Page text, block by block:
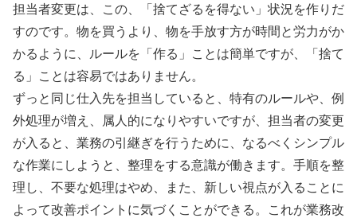
担当者変更は、この、「捨てざるを得ない」状況を作りだ
すのです。物を買うより、物を手放す方が時間と労力がか
かるように、ルールを「作る」ことは簡単ですが、「捨て
る」ことは容易ではありません。
ずっと同じ仕入先を担当していると、特有のルールや、例
外処理が増え、属人的になりやすいですが、担当者の変更
が入ると、業務の引継ぎを行うために、なるべくシンプル
な作業にしようと、整理をする意識が働きます。手順を整
理し、不要な処理はやめ、また、新しい視点が入ることに
よって改善ポイントに気づくことができる。これが業務改